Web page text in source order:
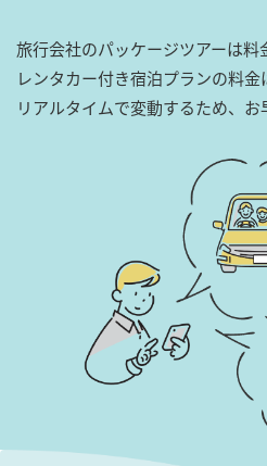
旅行会社のパッケージツアーは料
レンタカー付き宿泊プランの料金
リアルタイムで変動するため、お